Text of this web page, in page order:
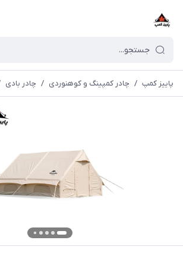
پاییز کمپ / چادر کمپینگ و کوهنوردی / چادر بادی